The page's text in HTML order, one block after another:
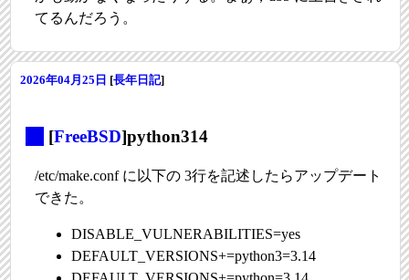
てるんだろう。
2026年04月25日 [長年日記]
[FreeBSD]python314
/etc/make.conf に以下の 3行を記述したらアップデート
できた。
DISABLE_VULNERABILITIES=yes
DEFAULT_VERSIONS+=python3=3.14